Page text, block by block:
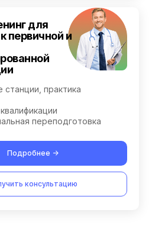
Подробнее ->
для
первичной и
консультацию
станции, практика
переподготовка